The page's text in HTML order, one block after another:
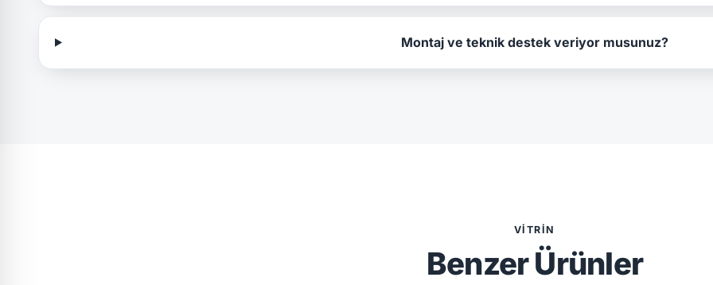
Montaj ve teknik destek veriyor musunuz?
VITRIN
Benzer Ürünler